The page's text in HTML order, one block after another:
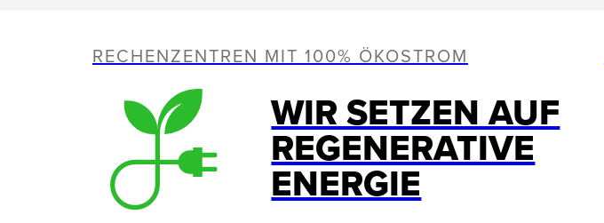
RECHENZENTREN MIT 100% ÖKOSTROM
WIR SETZEN AUF
REGENERATIVE
ENERGIE